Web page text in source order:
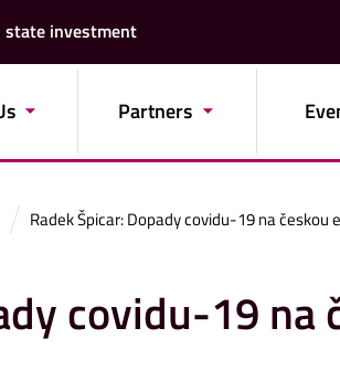
state investment
Partners
Radek Špicar: Dopady covidu-19 na českou
covidu-19 na